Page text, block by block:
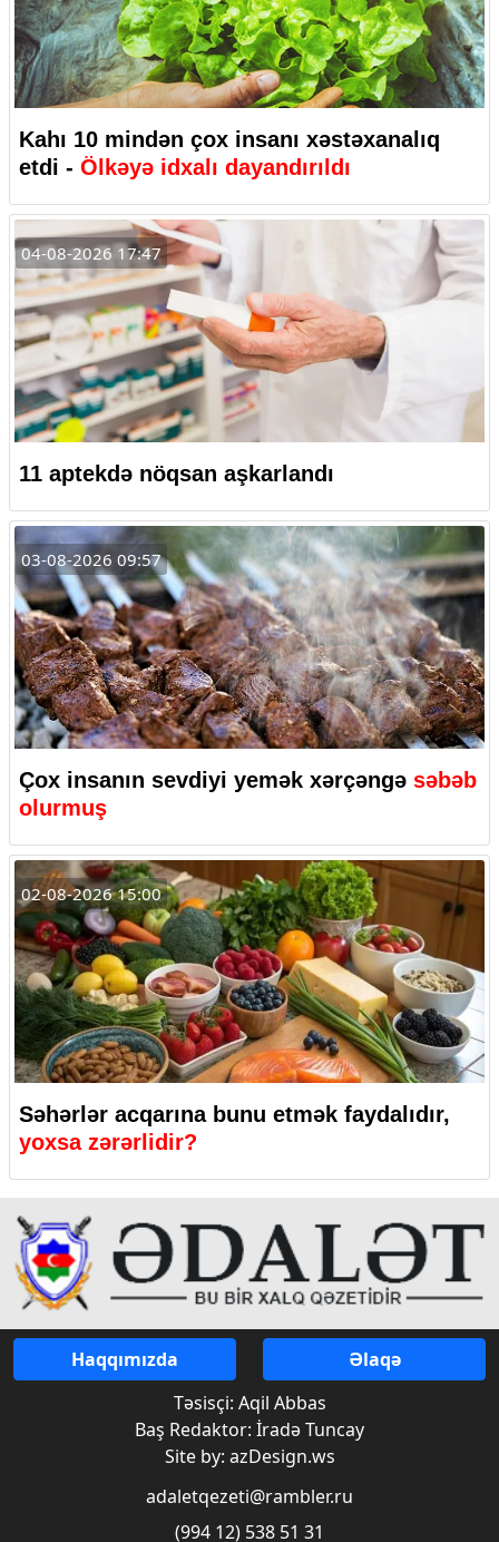
Kahı 10 mindən çox insanı xəstəxanalıq
etdi - Ölkəyə idxalı dayandırıldı
04-08-2026 17:47
11 aptekdə nöqsan aşkarlandı
03-08-2026 09:57
Çox insanın sevdiyi yemək xərçəngə səbəb
olurmuş
02-08-2026 15:00
Səhərlər acqarına bunu etmək faydalıdır,
yoxsa zərərlidir?
Haqqımızda
Əlaqə
Təsisçi: Aqil Abbas
Baş Redaktor: İradə Tuncay
Site by: azDesign.ws
adaletqezeti@rambler.ru
(994 12) 538 51 31